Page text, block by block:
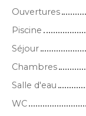
Ouvertures
Piscine
Séjour
Chambres
Salle d'eau
WC